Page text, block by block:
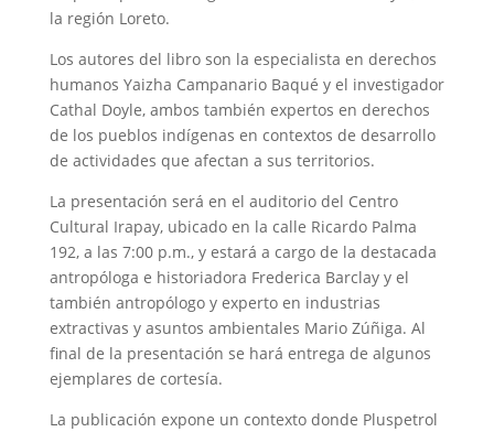
la región Loreto.
Los autores del libro son la especialista en derechos
humanos Yaizha Campanario Baqué y el investigador
Cathal Doyle, ambos también expertos en derechos
de los pueblos indígenas en contextos de desarrollo
de actividades que afectan a sus territorios.
La presentación será en el auditorio del Centro
Cultural Irapay, ubicado en la calle Ricardo Palma
192, a las 7:00 p.m., y estará a cargo de la destacada
antropóloga e historiadora Frederica Barclay y el
también antropólogo y experto en industrias
extractivas y asuntos ambientales Mario Zúñiga. Al
final de la presentación se hará entrega de algunos
ejemplares de cortesía.
La publicación expone un contexto donde Pluspetrol